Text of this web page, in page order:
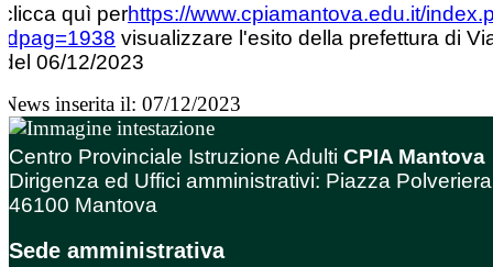
clicca quì perhttps://www.cpiamantova.edu.it/
idpag=1938 visualizzare l'esito della prefettura di
del 06/12/2023
News inserita il: 07/12/2023
Centro Provinciale Istruzione Adulti CPIA Mantova
Dirigenza ed Uffici amministrativi: Piazza
46100 Mantova
Sede amministrativa